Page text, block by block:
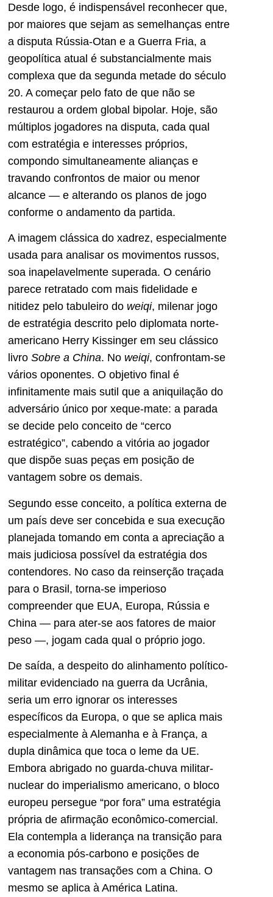
Desde logo, é indispensável reconhecer que,
por maiores que sejam as semelhanças entre
a disputa Rússia-Otan e a Guerra Fria, a
geopolítica atual é substancialmente mais
complexa que da segunda metade do século
20. A começar pelo fato de que não se
restaurou a ordem global bipolar. Hoje, são
múltiplos jogadores na disputa, cada qual
com estratégia e interesses próprios,
compondo simultaneamente alianças e
travando confrontos de maior ou menor
alcance — e alterando os planos de jogo
conforme o andamento da partida.
A imagem clássica do xadrez, especialmente
usada para analisar os movimentos russos,
soa inapelavelmente superada. O cenário
parece retratado com mais fidelidade e
nitidez pelo tabuleiro do weiqi, milenar jogo
de estratégia descrito pelo diplomata norte-
americano Herry Kissinger em seu clássico
livro Sobre a China. No weiqi, confrontam-se
vários oponentes. O objetivo final é
infinitamente mais sutil que a aniquilação do
adversário único por xeque-mate: a parada
se decide pelo conceito de “cerco
estratégico”, cabendo a vitória ao jogador
que dispõe suas peças em posição de
vantagem sobre os demais.
Segundo esse conceito, a política externa de
um país deve ser concebida e sua execução
planejada tomando em conta a apreciação a
mais judiciosa possível da estratégia dos
contendores. No caso da reinserção traçada
para o Brasil, torna-se imperioso
compreender que EUA, Europa, Rússia e
China — para ater-se aos fatores de maior
peso —, jogam cada qual o próprio jogo.
De saída, a despeito do alinhamento político-
militar evidenciado na guerra da Ucrânia,
seria um erro ignorar os interesses
específicos da Europa, o que se aplica mais
especialmente à Alemanha e à França, a
dupla dinâmica que toca o leme da UE.
Embora abrigado no guarda-chuva militar-
nuclear do imperialismo americano, o bloco
europeu persegue “por fora” uma estratégia
própria de afirmação econômico-comercial.
Ela contempla a liderança na transição para
a economia pós-carbono e posições de
vantagem nas transações com a China. O
mesmo se aplica à América Latina.